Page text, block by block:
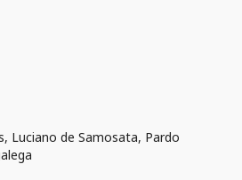
Luciano de Samosata, Pardo